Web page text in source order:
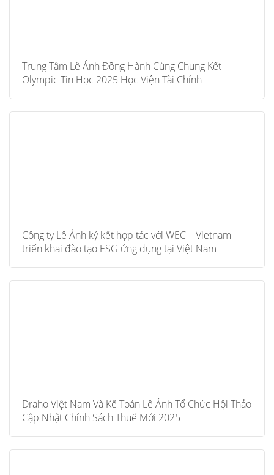
Trung Tâm Lê Ánh Đồng Hành Cùng Chung Kết
Olympic Tin Học 2025 Học Viện Tài Chính
Công ty Lê Ánh ký kết hợp tác với WEC – Vietnam
triển khai đào tạo ESG ứng dụng tại Việt Nam
Draho Việt Nam Và Kế Toán Lê Ánh Tổ Chức Hội Thảo
Cập Nhật Chính Sách Thuế Mới 2025